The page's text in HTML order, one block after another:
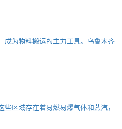
成为物料搬运的主力工具。乌鲁木齐
区域存在着易燃易爆气体和蒸汽，